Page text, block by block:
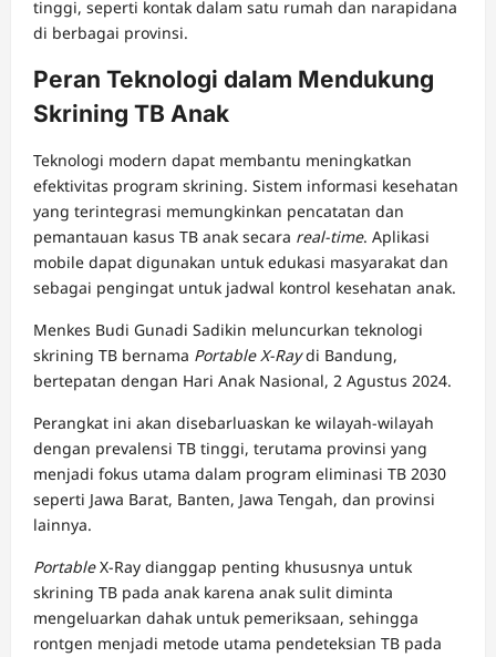
tinggi, seperti kontak dalam satu rumah dan narapidana
di berbagai provinsi.
Peran Teknologi dalam Mendukung
Skrining TB Anak
Teknologi modern dapat membantu meningkatkan
efektivitas program skrining. Sistem informasi kesehatan
yang terintegrasi memungkinkan pencatatan dan
pemantauan kasus TB anak secara real-time. Aplikasi
mobile dapat digunakan untuk edukasi masyarakat dan
sebagai pengingat untuk jadwal kontrol kesehatan anak.
Menkes Budi Gunadi Sadikin meluncurkan teknologi
skrining TB bernama Portable X-Raydi Bandung,
bertepatan dengan Hari Anak Nasional, 2 Agustus 2024.
Perangkat ini akan disebarluaskan ke wilayah-wilayah
dengan prevalensi TB tinggi, terutama provinsi yang
menjadi fokus utama dalam program eliminasi TB 2030
seperti Jawa Barat, Banten, Jawa Tengah, dan provinsi
lainnya.
PortableX-Ray dianggap penting khususnya untuk
skrining TB pada anak karena anak sulit diminta
mengeluarkan dahak untuk pemeriksaan, sehingga
rontgen menjadi metode utama pendeteksian TB pada